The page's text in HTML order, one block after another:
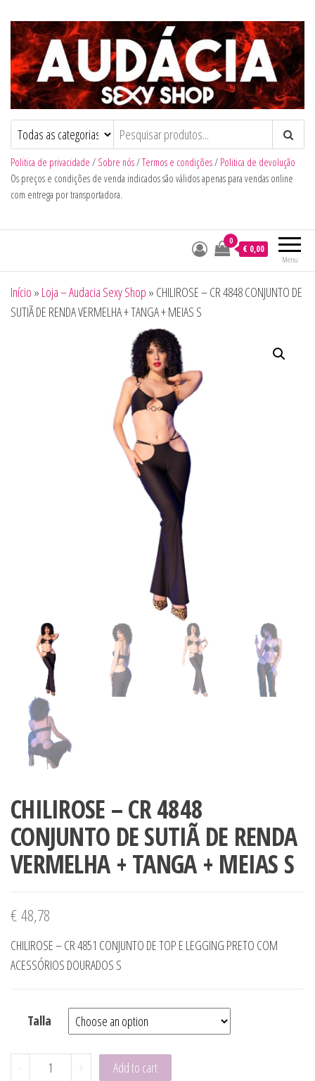
Audacia Sexy Shop
Politica de privacidade / Sobre nós/Termos e condições/ Politica de devolução
Os preços e condições de venda indicados são válidos apenas para vendas online
com entrega por transportadora.
Menu
0
€ 0,00
Início » Loja – Audacia Sexy Shop » CHILIROSE – CR 4848 CONJUNTO DE
SUTIÃ DE RENDA VERMELHA + TANGA + MEIAS S
CHILIROSE – CR 4848
CONJUNTO DE SUTIÃ DE RENDA
VERMELHA + TANGA + MEIAS S
€48,78
CHILIROSE – CR 4851 CONJUNTO DE TOP E LEGGING PRETO COM
ACESSÓRIOS DOURADOS S
Talla
- CHILIROSE - CR 4848 CONJUNTO DE SUTIÃ DE RENDA
+ Add to cart